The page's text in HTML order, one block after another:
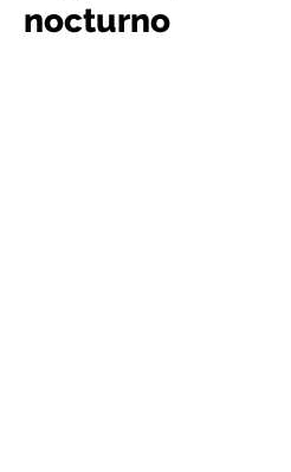
nocturno